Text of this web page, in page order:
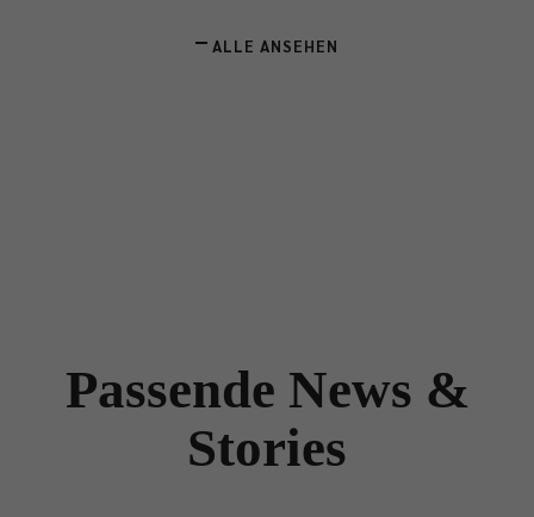
ALLE ANSEHEN
Passende News &
Stories